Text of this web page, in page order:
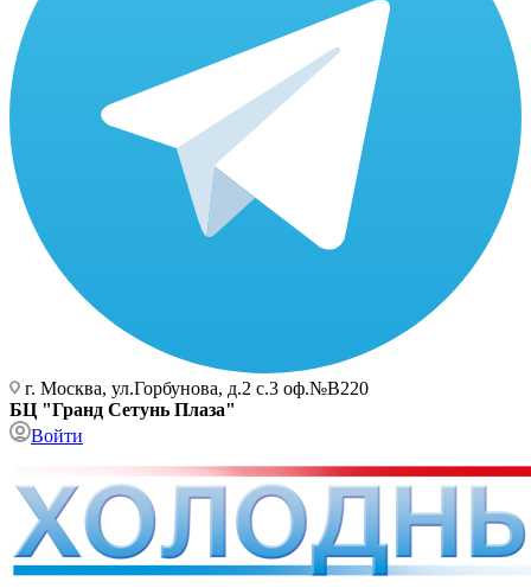
г. Москва, ул.Горбунова, д.2 с.3 оф.№В220
БЦ "Гранд Сетунь Плаза"
Войти